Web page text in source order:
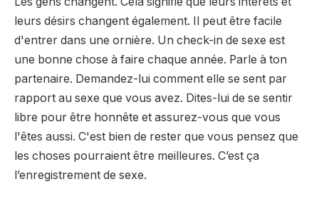
leurs désirs changent également. Il peut être facile
d'entrer dans une ornière. Un check-in de sexe est
une bonne chose à faire chaque année. Parle à ton
partenaire. Demandez-lui comment elle se sent par
rapport au sexe que vous avez. Dites-lui de se sentir
libre pour être honnête et assurez-vous que vous
l'êtes aussi. C'est bien de rester que vous pensez que
les choses pourraient être meilleures. C’est ça
l’enregistrement de sexe.